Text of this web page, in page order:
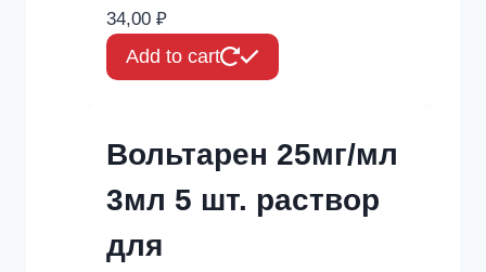
34,00 ₽
Add to cart
Вольтарен 25мг/мл
3мл 5 шт. раствор
для